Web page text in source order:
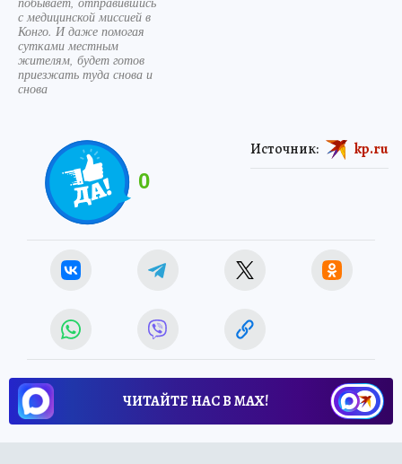
с медицинской миссией в
Конго. И даже помогая
сутками местным
жителям, будет готов
приезжать туда снова и
снова
0
Источник: kp.ru
ЧИТАЙТЕ НАС В МАХ!